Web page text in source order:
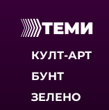
ТЕМИ
КУЛТ-АРТ
БУНТ
ЗЕЛЕНО